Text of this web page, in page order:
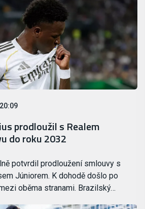
prodloužil s Realem
do roku 2032
potvrdil prodloužení smlouvy s
Júniorem. K dohodě došlo po
oběma stranami. Brazilský…